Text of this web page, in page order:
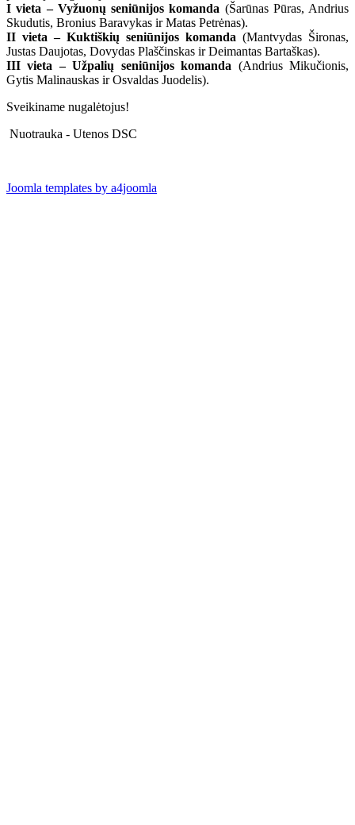
I vieta – Vyžuonų seniūnijos komanda (Šarūnas Pūras, Andrius
Skudutis, Bronius Baravykas ir Matas Petrėnas).
II vieta – Kuktiškių seniūnijos komanda (Mantvydas Šironas,
Justas Daujotas, Dovydas Plaščinskas ir Deimantas Bartaškas).
III vieta – Užpalių seniūnijos komanda (Andrius Mikučionis,
Gytis Malinauskas ir Osvaldas Juodelis).
Sveikiname nugalėtojus!
Nuotrauka - Utenos DSC
Joomla templates by a4joomla